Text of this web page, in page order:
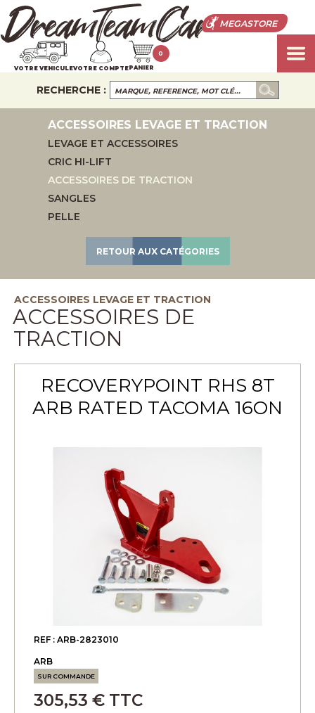
MEGASTORE
VOTRE VEHICULEVOTRE COMPTEPANIER
0
RECHERCHE :
ACCESSOIRES LEVAGE ET TRACTION
LEVAGE ET ACCESSOIRES
CRIC HI-LIFT
ACCESSOIRES DE TRACTION
SANGLES
PELLE
RETOUR AUX CATÉGORIES
ACCESSOIRES LEVAGE ET TRACTION
ACCESSOIRES DE
TRACTION
RECOVERYPOINT RHS 8T
ARB RATED TACOMA 16ON
REF : ARB-2823010
ARB
SUR COMMANDE
305,53 € TTC